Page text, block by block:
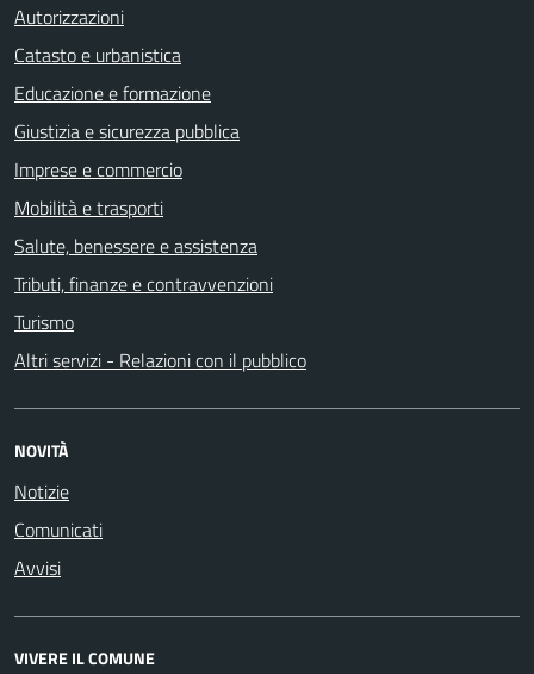
Autorizzazioni
Catasto e urbanistica
Educazione e formazione
Giustizia e sicurezza pubblica
Imprese e commercio
Mobilità e trasporti
Salute, benessere e assistenza
Tributi, finanze e contravvenzioni
Turismo
Altri servizi - Relazioni con il pubblico
NOVITÀ
Notizie
Comunicati
Avvisi
VIVERE IL COMUNE